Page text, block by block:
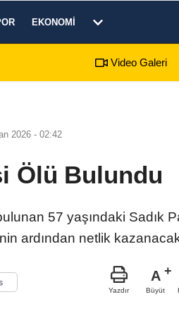
EKONOMI
Afyonkarahisar'da tarımsal
Video Galeri
2026 - 02:42
Ölü Bulundu
57 yaşındaki Sadık
ardından netlik
Yazdır
A
Büyüt